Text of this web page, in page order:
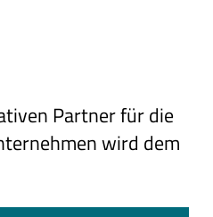
Partner für die
wird dem